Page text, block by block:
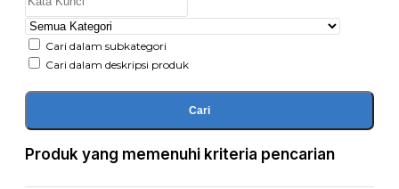
Cari dalam subkategori
Cari dalam deskripsi produk
Cari
Produk yang memenuhi kriteria pencarian